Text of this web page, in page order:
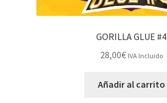
GORILLA GLUE #4
28,00€ IVA Incluido
Añadir al carrito